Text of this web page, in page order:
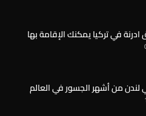
في تركيا يمكنك الإقامة بها
لندن من أشهر الجسور في العالم